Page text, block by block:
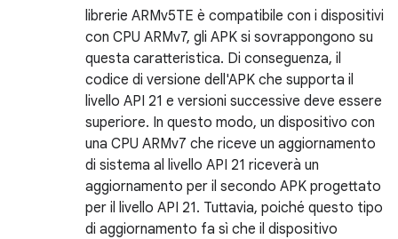
librerie ARMv5TE è compatibile con i dispositivi
con CPU ARMv7, gli APK si sovrappongono su
questa caratteristica. Di conseguenza, il
codice di versione dell'APK che supporta il
livello API 21 e versioni successive deve essere
superiore. In questo modo, un dispositivo con
una CPU ARMv7 che riceve un aggiornamento
di sistema al livello API 21 riceverà un
aggiornamento per il secondo APK progettato
per il livello API 21. Tuttavia, poiché questo tipo
di aggiornamento fa sì che il dispositivo